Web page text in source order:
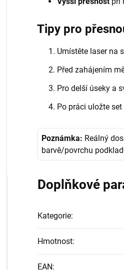
Tipy pro
Umístěte laser na
Před zahájením
Pro delší úseky a
Po práci uložte set
Poznámka: Reálný
barvě/povrchu
Doplňkové
Kategorie:
Hmotnost:
EAN: